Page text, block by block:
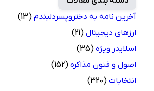
آخرین نامه به دختروپسردلبندم (13)
ارزهای دیجیتال (21)
اسلایدر ویژه (35)
اصول و فنون مذاکره (152)
انتخابات (320)